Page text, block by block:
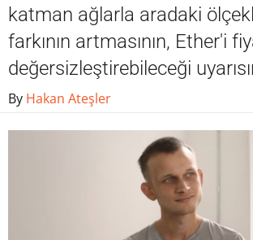
katman ağlarla aradaki
farkının artmasının, Ether'i
değersizleştirebileceği
By Hakan Ateşler